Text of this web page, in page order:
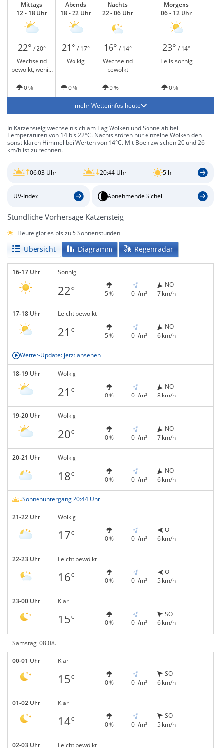
Mittags
12 - 18 Uhr
Abends
18 - 22 Uhr
Nachts
22 - 06 Uhr
Morgens
06 - 12 Uhr
22° / 20° 21° / 17° 16° / 14° 23° / 14°
Wechselnd
bewölkt, wenig
Wolkig
Wechselnd
bewölkt
Teils sonnig
0 % 0 % 0 % 0 %
mehr Wetterinfos heute
In Katzensteig wechseln sich am Tag Wolken und Sonne ab bei
Temperaturen von 14 bis 22°C. Nachts stören nur einzelne Wolken den
sonst klaren Himmel bei Werten von 14°C. Mit Böen zwischen 20 und 26
km/h ist zu rechnen.
06:03 Uhr 20:44 Uhr 5 h
UV-Index Abnehmende Sichel
Stündliche Vorhersage Katzensteig
Heute gibt es bis zu 5 Sonnenstunden
Übersicht Diagramm Regenradar
16-17 Uhr Sonnig
22° 5 % 0 l/m²
NO
7 km/h
17-18 Uhr Leicht bewölkt
21° 5 % 0 l/m²
NO
6 km/h
Wetter-Update: jetzt ansehen
18-19 Uhr Wolkig
21° 0 % 0 l/m²
NO
8 km/h
19-20 Uhr Wolkig
20° 0 % 0 l/m²
NO
7 km/h
20-21 Uhr Wolkig
18° 0 % 0 l/m²
NO
6 km/h
Sonnenuntergang 20:44 Uhr
21-22 Uhr Wolkig
17° 0 % 0 l/m²
O
6 km/h
22-23 Uhr Leicht bewölkt
16° 0 % 0 l/m²
O
5 km/h
23-00 Uhr Klar
15° 0 % 0 l/m²
SO
6 km/h
Samstag, 08.08.
00-01 Uhr Klar
15° 0 % 0 l/m²
SO
6 km/h
01-02 Uhr Klar
14° 0 % 0 l/m²
SO
5 km/h
02-03 Uhr Leicht bewölkt